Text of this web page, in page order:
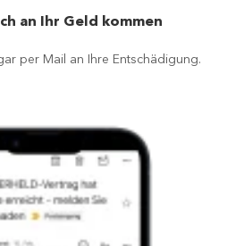
an Ihr Geld kommen
per Mail an Ihre Entschädigung.